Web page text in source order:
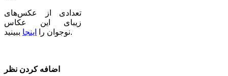
تعدادی از عکس‌های
زیبای این عکاس
نوجوان را
اینجا ببینید.
اضافه کردن نظر